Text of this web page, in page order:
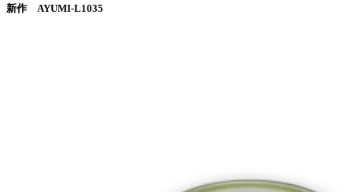
新作 AYUMI-L1035